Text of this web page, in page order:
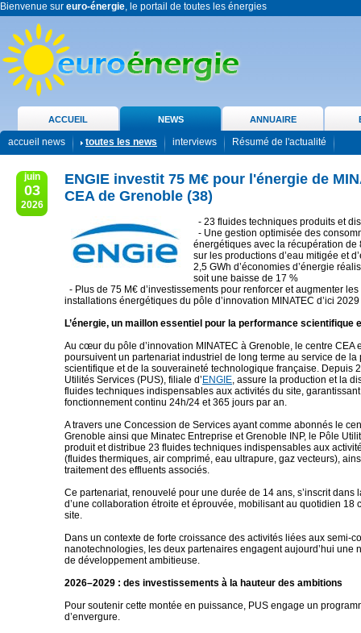
Bienvenue sur euro-énergie, le portail de toutes les énergies
ACCUEIL NEWS ANNUAIRE
accueil news toutes les news interviews Résumé de l'actualité
juin
03
2026
ENGIE investit 75 M€ pour l'énergie de
CEA de Grenoble (38)
- 23 fluides techniques produits et
- Une gestion optimisée des
énergétiques avec la récupération de
sur les productions d’eau mitigée et
2,5 GWh d’économies d’énergie
soit une baisse de 17 %
- Plus de 75 M€ d’investissements pour renforcer et augmenter
installations énergétiques du pôle d’innovation MINATEC d’ici 2029
L’énergie, un maillon essentiel pour la performance scientifique
Au cœur du pôle d’innovation MINATEC à Grenoble, le centre CEA
poursuivent un partenariat industriel de long terme au service de la
scientifique et de la souveraineté technologique française. Depuis
Utilités Services (PUS), filiale d’ ENGIE, assure la production et la
fluides techniques indispensables aux activités du site,
fonctionnement continu 24h/24 et 365 jours par an.
A travers une Concession de Services ayant comme abonnés le
Grenoble ainsi que Minatec Entreprise et Grenoble INP, le Pôle
produit et distribue 23 fluides techniques indispensables aux
(fluides thermiques, air comprimé, eau ultrapure, gaz vecteurs),
traitement des effluents associés.
Ce partenariat, renouvelé pour une durée de 14 ans, s’inscrit dans
d’une collaboration étroite et éprouvée, mobilisant au quotidien 18
site.
Dans un contexte de forte croissance des activités liées aux semi-
nanotechnologies, les deux partenaires engagent aujourd’hui une
de développement ambitieuse.
2026–2029 : des investissements à la hauteur des ambitions
Pour soutenir cette montée en puissance, PUS engage un
d’envergure.